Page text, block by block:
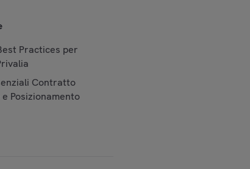
Practices per
Contratto
Posizionamento